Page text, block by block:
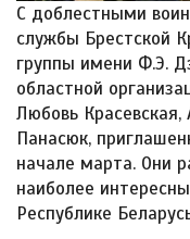
С доблестными
службы Брестской
группы имени Ф.Э.
областной
Любовь
Панасюк,
начале марта. Они
наиболее
Республике